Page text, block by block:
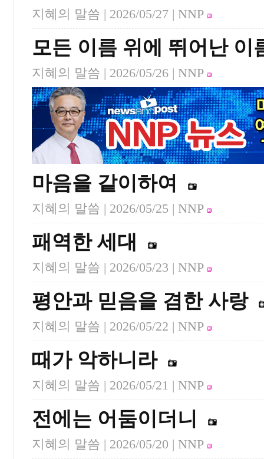
지혜의 말씀 | 2026/05/27 | NNP
모든 이름 위에 뛰어난 이
지혜의 말씀 | 2026/05/26 | NNP
마음을 같이하여
지혜의 말씀 | 2026/05/25 | NNP
패역한 세대
지혜의 말씀 | 2026/05/23 | NNP
평안과 믿음을 겸한 사랑
지혜의 말씀 | 2026/05/22 | NNP
때가 악하니라
지혜의 말씀 | 2026/05/21 | NNP
전에는 어둠이더니
지혜의 말씀 | 2026/05/20 | NNP